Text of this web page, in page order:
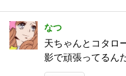
なつ
天ちゃんとコタロ
影で頑張ってるん